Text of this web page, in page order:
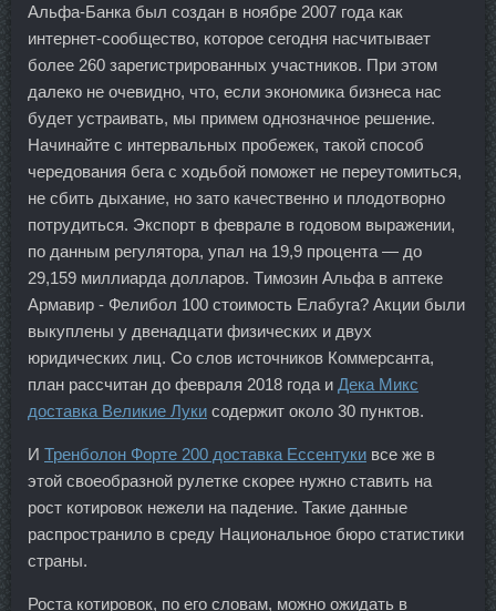
Альфа-Банка был создан в ноябре 2007 года как
интернет-сообщество, которое сегодня насчитывает
более 260 зарегистрированных участников. При этом
далеко не очевидно, что, если экономика бизнеса нас
будет устраивать, мы примем однозначное решение.
Начинайте с интервальных пробежек, такой способ
чередования бега с ходьбой поможет не переутомиться,
не сбить дыхание, но зато качественно и плодотворно
потрудиться. Экспорт в феврале в годовом выражении,
по данным регулятора, упал на 19,9 процента — до
29,159 миллиарда долларов. Tимозин Альфа в аптеке
Армавир - Фелибол 100 стоимость Елабуга? Акции были
выкуплены у двенадцати физических и двух
юридических лиц. Со слов источников Коммерсанта,
план рассчитан до февраля 2018 года и Дека Микс
доставка Великие Луки содержит около 30 пунктов.
И Тренболон Форте 200 доставка Ессентуки все же в
этой своеобразной рулетке скорее нужно ставить на
рост котировок нежели на падение. Такие данные
распространило в среду Национальное бюро статистики
страны.
Роста котировок, по его словам, можно ожидать в